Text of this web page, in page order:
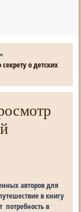
о детских
авторов для
в книгу
в